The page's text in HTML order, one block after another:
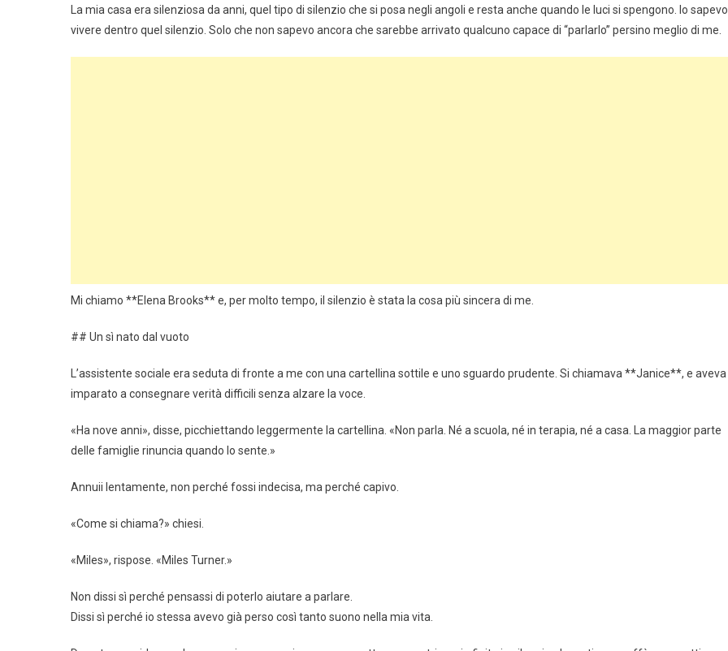
La mia casa era silenziosa da anni, quel tipo di silenzio che si posa negli angoli e resta anche quando le luci si spengono. Io sapevo
vivere dentro quel silenzio. Solo che non sapevo ancora che sarebbe arrivato qualcuno capace di “parlarlo” persino meglio di me.
Mi chiamo **Elena Brooks** e, per molto tempo, il silenzio è stata la cosa più sincera di me.
## Un sì nato dal vuoto
L’assistente sociale era seduta di fronte a me con una cartellina sottile e uno sguardo prudente. Si chiamava **Janice**, e aveva
imparato a consegnare verità difficili senza alzare la voce.
«Ha nove anni», disse, picchiettando leggermente la cartellina. «Non parla. Né a scuola, né in terapia, né a casa. La maggior parte
delle famiglie rinuncia quando lo sente.»
Annuii lentamente, non perché fossi indecisa, ma perché capivo.
«Come si chiama?» chiesi.
«Miles», rispose. «Miles Turner.»
Non dissi sì perché pensassi di poterlo aiutare a parlare.
Dissi sì perché io stessa avevo già perso così tanto suono nella mia vita.